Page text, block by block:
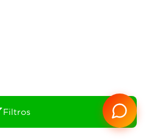
Filtros